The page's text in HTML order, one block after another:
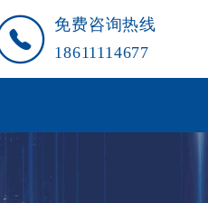
免费咨询热线
18611114677